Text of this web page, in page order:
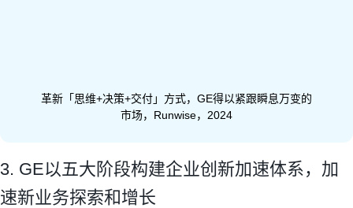
革新「思维+决策+交付」方式，GE得以紧跟瞬息万变的
市场，Runwise，2024
3. GE以五大阶段构建企业创新加速体系，加
速新业务探索和增长